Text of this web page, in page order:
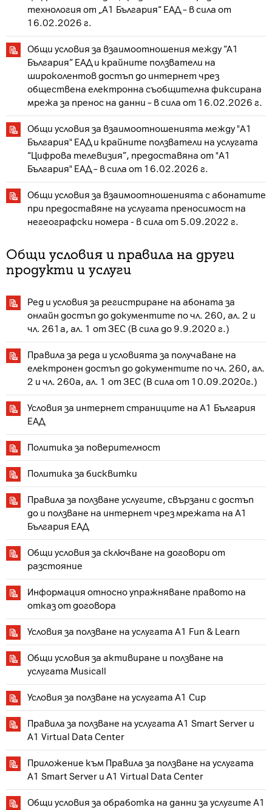
технология от „А1 България“ ЕАД – в сила от
16.02.2026 г.
Общи условия за взаимоотношения между “A1
България” ЕАД и крайните ползватели на
широколентов достъп до интернет чрез
обществена електронна съобщителна фиксирана
мрежа за пренос на данни – в сила от 16.02.2026 г.
Общи условия за взаимоотношенията между "А1
България" EАД и крайните ползватели на услугата
“Цифрова телевизия”, предоставяна от "А1
България" EАД – в сила от 16.02.2026 г.
Общи условия за взаимоотношенията с абонатите
при предоставяне на услугата преносимост на
негеографски номера - в сила от 5.09.2022 г.
Общи условия и правила на други
продукти и услуги
Ред и условия за регистриране на абоната за
онлайн достъп до документите по чл. 260, ал. 2 и
чл. 261а, ал. 1 от ЗЕС (В сила до 9.9.2020 г.)
Правила за реда и условията за получаване на
електронен достъп до документите по чл. 260, ал.
2 и чл. 260а, ал. 1 от ЗЕС (В сила от 10.09.2020г.)
Условия за интернет страниците на A1 България
ЕАД
Политика за поверителност
Политика за бисквитки
Правила за ползване услугите, свързани с достъп
до и ползване на интернет чрез мрежата на A1
България ЕАД
Общи условия за сключване на договори от
разстояние
Информация относно упражняване правото на
отказ от договора
Условия за ползване на услугата A1 Fun & Learn
Общи условия за активиране и ползване на
услугата Musicall
Условия за ползване на услугата А1 Cup
Правила за ползване на услугата A1 Smart Server и
A1 Virtual Data Center
Приложение към Правила за ползване на услугата
A1 Smart Server и A1 Virtual Data Center
Общи условия за обработка на данни за услугите A1